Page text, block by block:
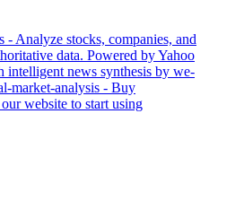
- Analyze stocks, companies, and
data. Powered by Yahoo
intelligent news synthesis by we-
market-analysis - Buy
website to start using